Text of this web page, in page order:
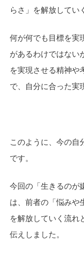
らさ」を解放してい
何が何でも目標を実
があるわけではない
を実現させる精神や
で、自分に合った実
このように、今の自
です。
今回の「生きるのが
は、前者の「悩みや
を解放していく流れ
伝えしました。